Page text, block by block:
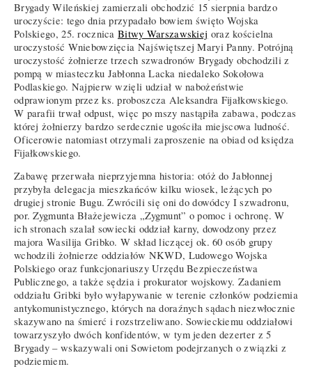
Brygady Wileńskiej zamierzali obchodzić 15 sierpnia bardzo
uroczyście: tego dnia przypadało bowiem święto Wojska
Polskiego, 25. rocznicaBitwy Warszawskiej oraz kościelna
uroczystość Wniebowzięcia Najświętszej Maryi Panny. Potrójną
uroczystość żołnierze trzech szwadronów Brygady obchodzili z
pompą w miasteczku Jabłonna Lacka niedaleko Sokołowa
Podlaskiego. Najpierw wzięli udział w nabożeństwie
odprawionym przez ks. proboszcza Aleksandra Fijałkowskiego.
W parafii trwał odpust, więc po mszy nastąpiła zabawa, podczas
której żołnierzy bardzo serdecznie ugościła miejscowa ludność.
Oficerowie natomiast otrzymali zaproszenie na obiad od księdza
Fijałkowskiego.
Zabawę przerwała nieprzyjemna historia: otóż do Jabłonnej
przybyła delegacja mieszkańców kilku wiosek, leżących po
drugiej stronie Bugu. Zwrócili się oni do dowódcy I szwadronu,
por. Zygmunta Błażejewicza „Zygmunt” o pomoc i ochronę. W
ich stronach szalał sowiecki oddział karny, dowodzony przez
majora Wasilija Gribko. W skład liczącej ok. 60 osób grupy
wchodzili żołnierze oddziałów NKWD, Ludowego Wojska
Polskiego oraz funkcjonariuszy Urzędu Bezpieczeństwa
Publicznego, a także sędzia i prokurator wojskowy. Zadaniem
oddziału Gribki było wyłapywanie w terenie członków podziemia
antykomunistycznego, których na doraźnych sądach niezwłocznie
skazywano na śmierć i rozstrzeliwano. Sowieckiemu oddziałowi
towarzyszyło dwóch konfidentów, w tym jeden dezerter z 5
Brygady – wskazywali oni Sowietom podejrzanych o związki z
podziemiem.